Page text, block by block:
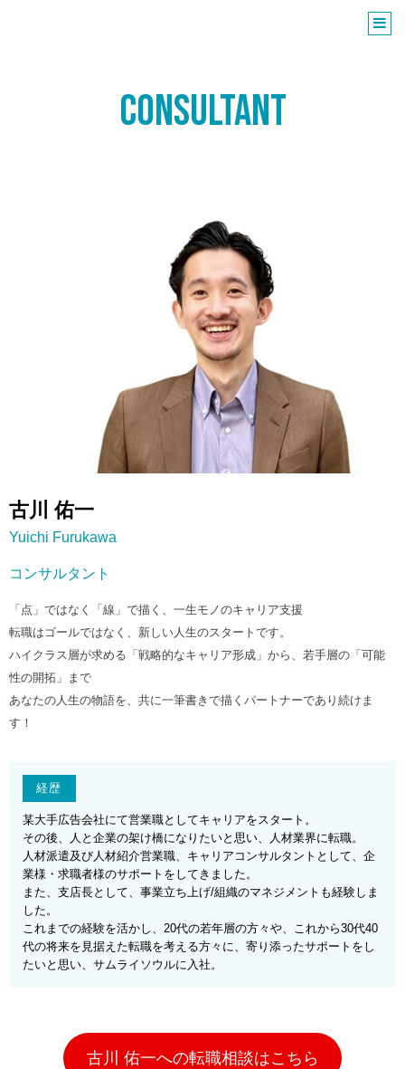
CONSULTANT
古川 佑一
Yuichi Furukawa
コンサルタント
「点」ではなく「線」で描く、一生モノのキャリア支援
転職はゴールではなく、新しい人生のスタートです。
ハイクラス層が求める「戦略的なキャリア形成」から、若手層の「可能
性の開拓」まで
あなたの人生の物語を、共に一筆書きで描くパートナーであり続けま
す！
経歴
某大手広告会社にて営業職としてキャリアをスタート。
その後、人と企業の架け橋になりたいと思い、人材業界に転職。
人材派遣及び人材紹介営業職、キャリアコンサルタントとして、企
業様・求職者様のサポートをしてきました。
また、支店長として、事業立ち上げ/組織のマネジメントも経験しま
した。
これまでの経験を活かし、20代の若年層の方々や、これから30代40
代の将来を見据えた転職を考える方々に、寄り添ったサポートをし
たいと思い、サムライソウルに入社。
古川 佑一への転職相談はこちら